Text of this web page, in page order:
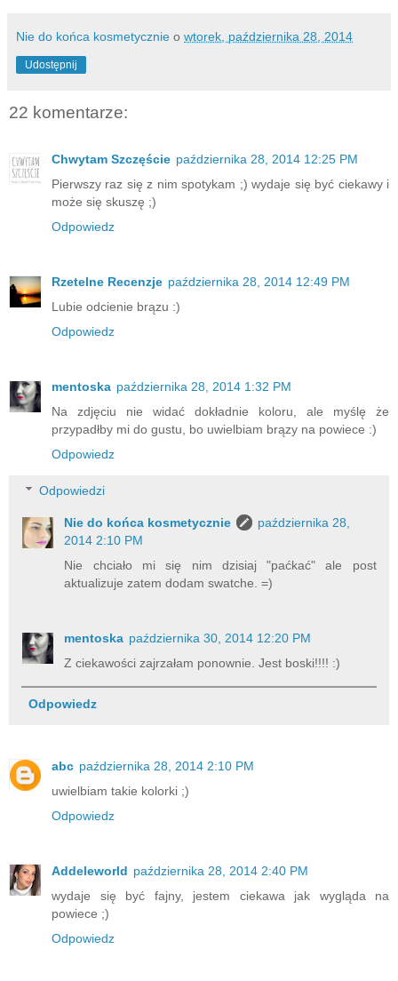
Nie do końca kosmetycznie o wtorek, października 28, 2014
Udostępnij
22 komentarze:
Chwytam Szczęście października 28, 2014 12:25 PM
Pierwszy raz się z nim spotykam ;) wydaje się być ciekawy i
może się skuszę ;)
Odpowiedz
Rzetelne Recenzje października 28, 2014 12:49 PM
Lubie odcienie brązu :)
Odpowiedz
mentoska października 28, 2014 1:32 PM
Na zdjęciu nie widać dokładnie koloru, ale myślę że
przypadłby mi do gustu, bo uwielbiam brązy na powiece :)
Odpowiedz
Odpowiedzi
Nie do końca kosmetycznie
października 28,
2014 2:10 PM
Nie chciało mi się nim dzisiaj "paćkać" ale post
aktualizuje zatem dodam swatche. =)
mentoska października 30, 2014 12:20 PM
Z ciekawości zajrzałam ponownie. Jest boski!!!! :)
Odpowiedz
abc października 28, 2014 2:10 PM
uwielbiam takie kolorki ;)
Odpowiedz
Addeleworld października 28, 2014 2:40 PM
wydaje się być fajny, jestem ciekawa jak wygląda na
powiece ;)
Odpowiedz